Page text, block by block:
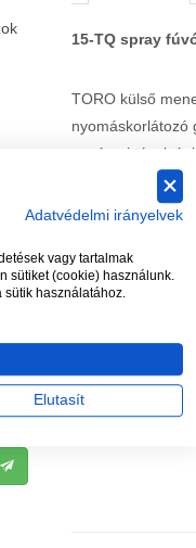
15-TQ spray
TORO külső
nyomáskorlátozó
sugárnyi
TÖBB
Elfogadunk
de
Adatvédelmi irányelvek
vagy tartalmak
sütiket (cookie) használunk.
használatához.
Elutasít